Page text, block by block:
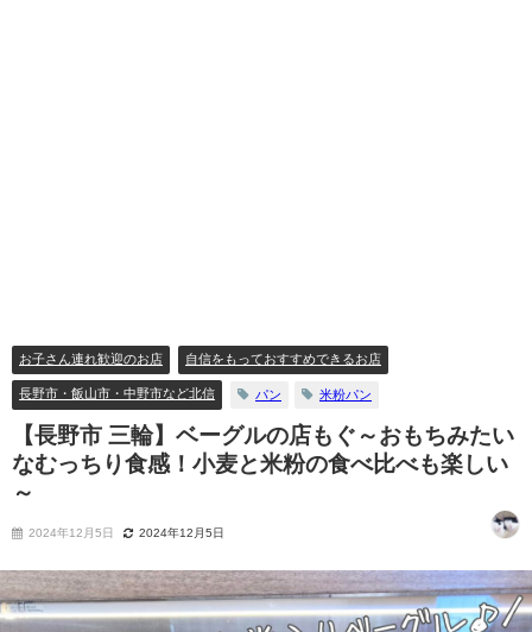
お子さん連れ歓迎のお店 自信をもっておすすめできるお店
長野市・飯山市・中野市など北信 パン 米粉パン
【長野市 三輪】ベーグルの店もぐ～おもちみたい
なむっちり食感！小麦と米粉の食べ比べも楽しい
～
2024年12月5日 2024年12月5日